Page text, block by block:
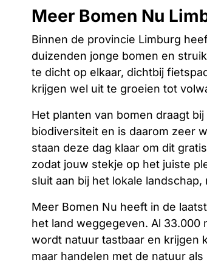
Meer Bomen Nu
Binnen de provincie Limburg
duizenden jonge bomen en
te dicht op elkaar, dichtbij
krijgen wel uit te groeien tot
Het planten van bomen draagt
biodiversiteit en is daarom zeer
staan deze dag klaar om dit
zodat jouw stekje op het juiste
sluit aan bij het lokale
Meer Bomen Nu heeft in de
het land weggegeven. Al 33.000
wordt natuur tastbaar en krijgen
maar handelen met de natuur